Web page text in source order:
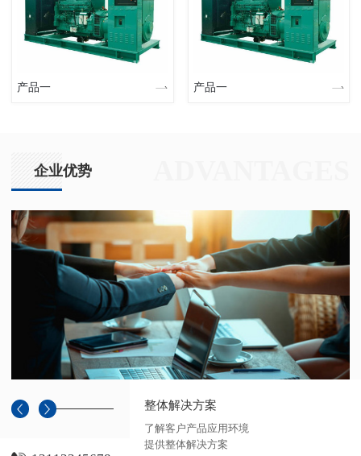
产品一 产品一
企业优势
整体解决方案
了解客户产品应用环境
提供整体解决方案